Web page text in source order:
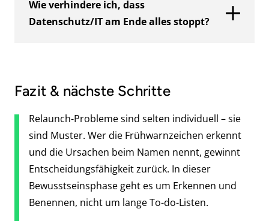
nach hinten rutscht. Verlässliche
Agenturpartner bestehen auf der Regel
Wie verhindere ich, dass
Datenschutz/IT am Ende alles stoppt?
Veröffentlichungen einen kurzen
Fazit & nächste Schritte
Relaunch-Probleme sind selten individuell – sie
sind Muster. Wer die Frühwarnzeichen erkennt
und die Ursachen beim Namen nennt, gewinnt
Entscheidungsfähigkeit zurück. In dieser
Bewusstseinsphase geht es um Erkennen und
Benennen, nicht um lange To-do-Listen.